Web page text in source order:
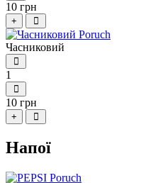
10 грн
+
Часниковий
1
10 грн
+
Напої